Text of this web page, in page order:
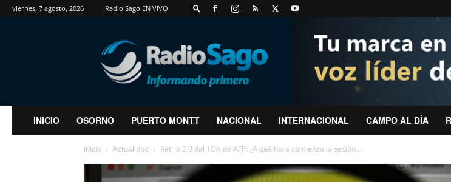
viernes, 7 agosto, 2026 Radio Sago EN VIVO
RadioSago
INICIO OSORNO PUERTO MONTT NACIONAL INTERNACIONAL CAMPO AL DÍA
Inicio Actualidad Retiro 2.0 del 10% de AFP: ¿A qué hora comienza la sesión...